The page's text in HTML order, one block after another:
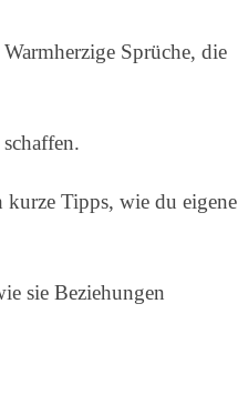
Sprüche, die
Tipps, wie du eigene
sie Beziehungen